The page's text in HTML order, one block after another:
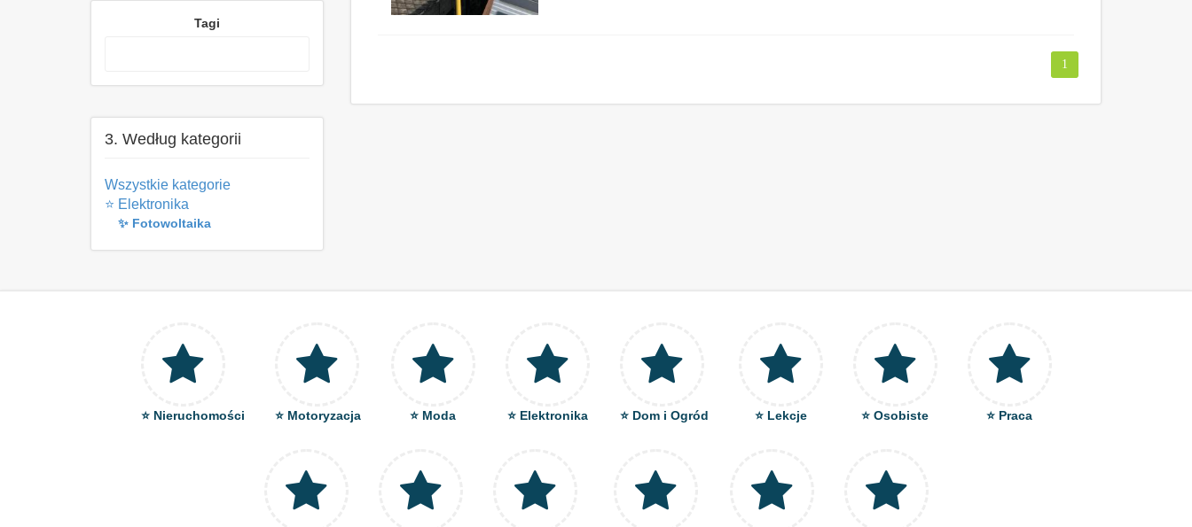
Tagi
3. Według kategorii
Wszystkie kategorie
⭐ Elektronika
✨ Fotowoltaika
1
⭐ Nieruchomości ⭐ Motoryzacja ⭐ Moda ⭐ Elektronika ⭐ Dom i Ogród ⭐ Lekcje ⭐ Osobiste ⭐ Praca